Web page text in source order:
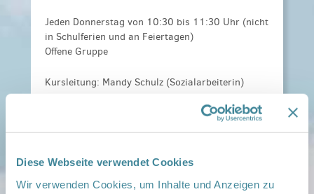
Diese Webseite verwendet Cookies
Wir verwenden Cookies, um Inhalte und Anzeigen zu
Jeden Donnerstag von 10:30 bis 11:30 Uhr (nicht
in Schulferien und an Feiertagen)
Offene Gruppe
Kursleitung: Mandy Schulz (Sozialarbeiterin)
Um Anmeldung wird
oder per Mail: mandy.schulz@oberhavel-